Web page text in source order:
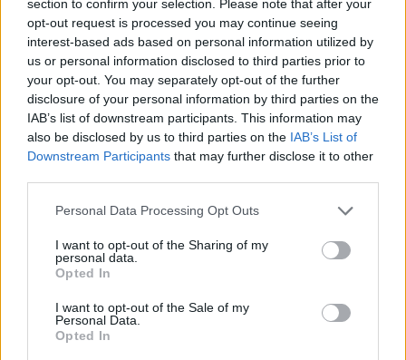
section to confirm your selection. Please note that after your
opt-out request is processed you may continue seeing
interest-based ads based on personal information utilized by
us or personal information disclosed to third parties prior to
your opt-out. You may separately opt-out of the further
disclosure of your personal information by third parties on the
IAB’s list of downstream participants. This information may
also be disclosed by us to third parties on the IAB’s List of
Downstream Participants that may further disclose it to other
Personal Data Processing Opt Outs
I want to opt-out of the Sharing of my
personal data.
Opted In
I want to opt-out of the Sale of my
Personal Data.
Opted In
για τα 60 χρόνια από την εκδημία του επιστήμονα,
πολιτικού και εθνικού αγωνιστή (φωτος κ videos)